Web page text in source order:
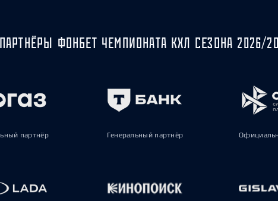
ПАРТНЁРЫ ФОНБЕТ ЧЕМПИОНАТА КХЛ СЕЗОНА 2026/
партнёр Генеральный партнёр